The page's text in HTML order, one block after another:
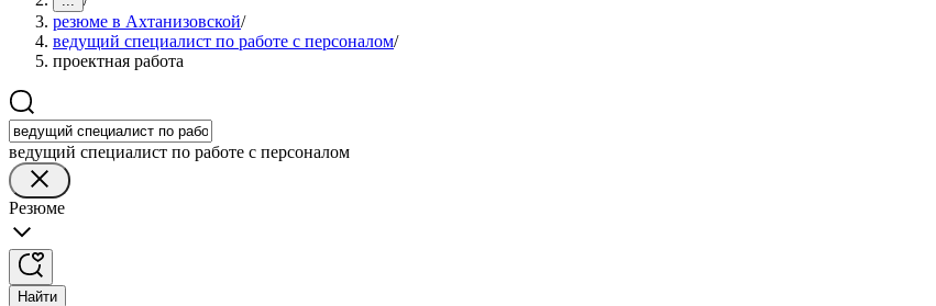
резюме в Ахтанизовской/
ведущий специалист по работе с персоналом/
проектная работа
ведущий специалист по работе с персоналом
Резюме
Найти